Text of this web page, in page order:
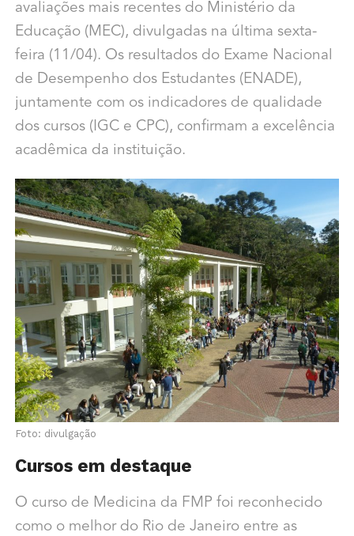
avaliações mais recentes do Ministério da
Educação (MEC), divulgadas na última sexta-
feira (11/04). Os resultados do Exame Nacional
de Desempenho dos Estudantes (ENADE),
juntamente com os indicadores de qualidade
dos cursos (IGC e CPC), confirmam a excelência
acadêmica da instituição.
Foto: divulgação
Cursos em destaque
O curso de Medicina da FMP foi reconhecido
como o melhor do Rio de Janeiro entre as